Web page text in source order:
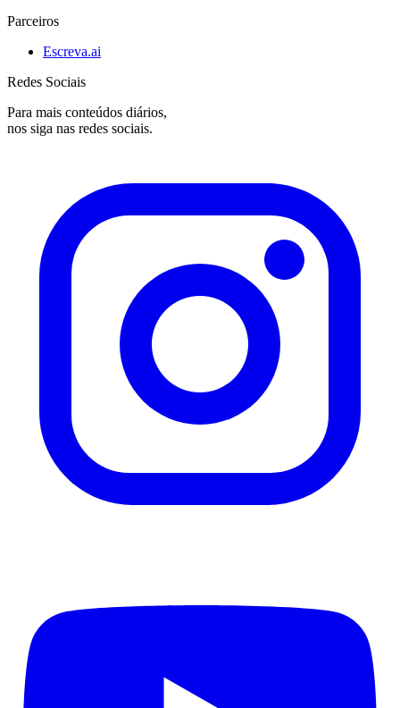
Parceiros
Escreva.ai
Redes Sociais
Para mais conteúdos diários,
nos siga nas redes sociais.